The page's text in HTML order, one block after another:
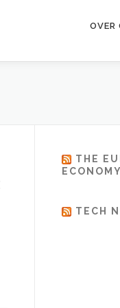
OVER
THE
ECONOMY
TECH